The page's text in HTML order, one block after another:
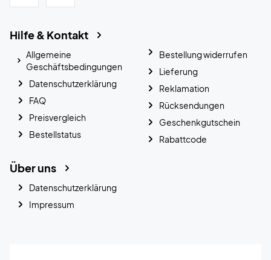
Hilfe & Kontakt
Allgemeine
Geschäftsbedingungen
Datenschutzerklärung
FAQ
Preisvergleich
Bestellstatus
Bestellung widerrufen
Lieferung
Reklamation
Rücksendungen
Geschenkgutschein
Rabattcode
Über uns
Datenschutzerklärung
Impressum